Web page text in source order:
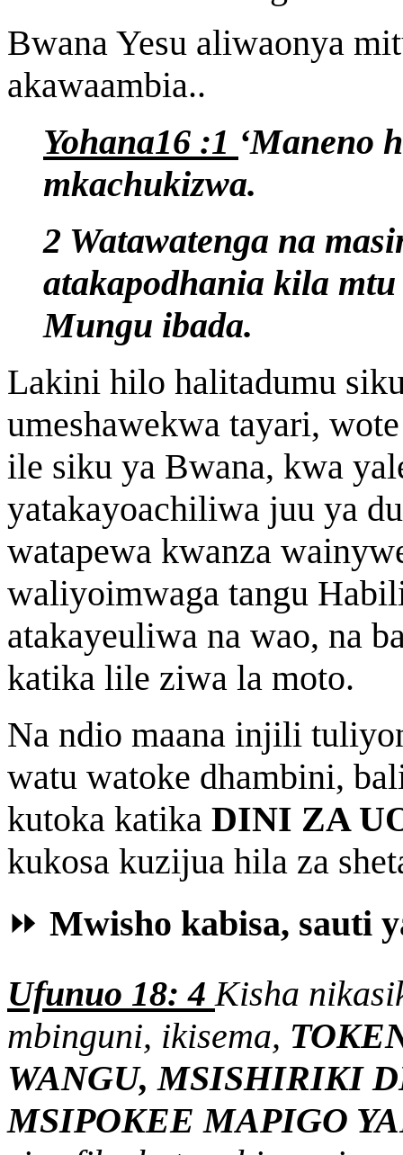
Bwana Yesu aliwaonya
akawaambia..
Yohana16 :1 ‘Maneno
mkachukizwa.
2 Watawatenga na
atakapodhania kila
Mungu ibada.
Lakini hilo halitadumu
umeshawekwa tayari,
ile siku ya Bwana, kwa
yatakayoachiliwa juu ya
watapewa kwanza
waliyoimwaga tangu
atakayeuliwa na wao, na
katika lile ziwa la moto.
Na ndio maana injili
watu watoke dhambini,
kutoka katika DINI ZA
kukosa kuzijua hila za
⏩ Mwisho kabisa, sauti
Ufunuo 18: 4 Kisha
mbinguni, ikisema,
WANGU, MSISHIRIKI
MSIPOKEE MAPIGO